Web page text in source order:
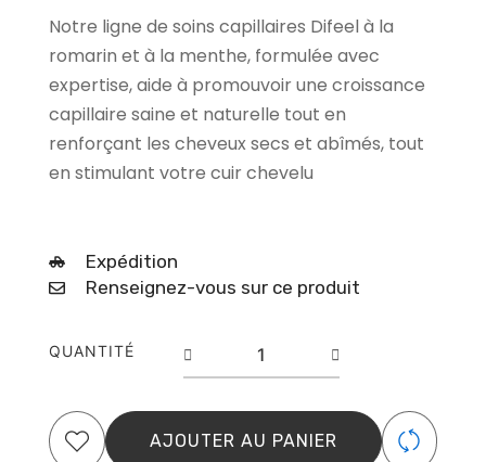
Notre ligne de soins capillaires Difeel à la
romarin et à la menthe, formulée avec
expertise, aide à promouvoir une croissance
capillaire saine et naturelle tout en
renforçant les cheveux secs et abîmés, tout
en stimulant votre cuir chevelu
Expédition
Renseignez-vous sur ce produit
QUANTITÉ
DIFEEL
&
AJOUTER AU PANIER